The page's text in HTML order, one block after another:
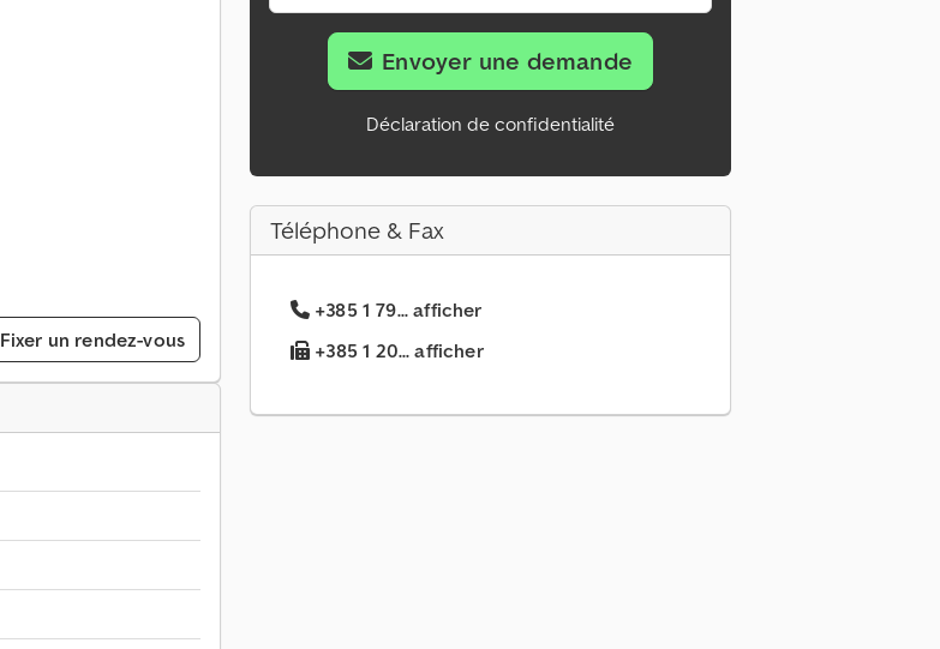
Fixer un rendez-vous
Envoyer une demande
Déclaration de confidentialité
Téléphone & Fax
+385 1 79... afficher
+385 1 20... afficher